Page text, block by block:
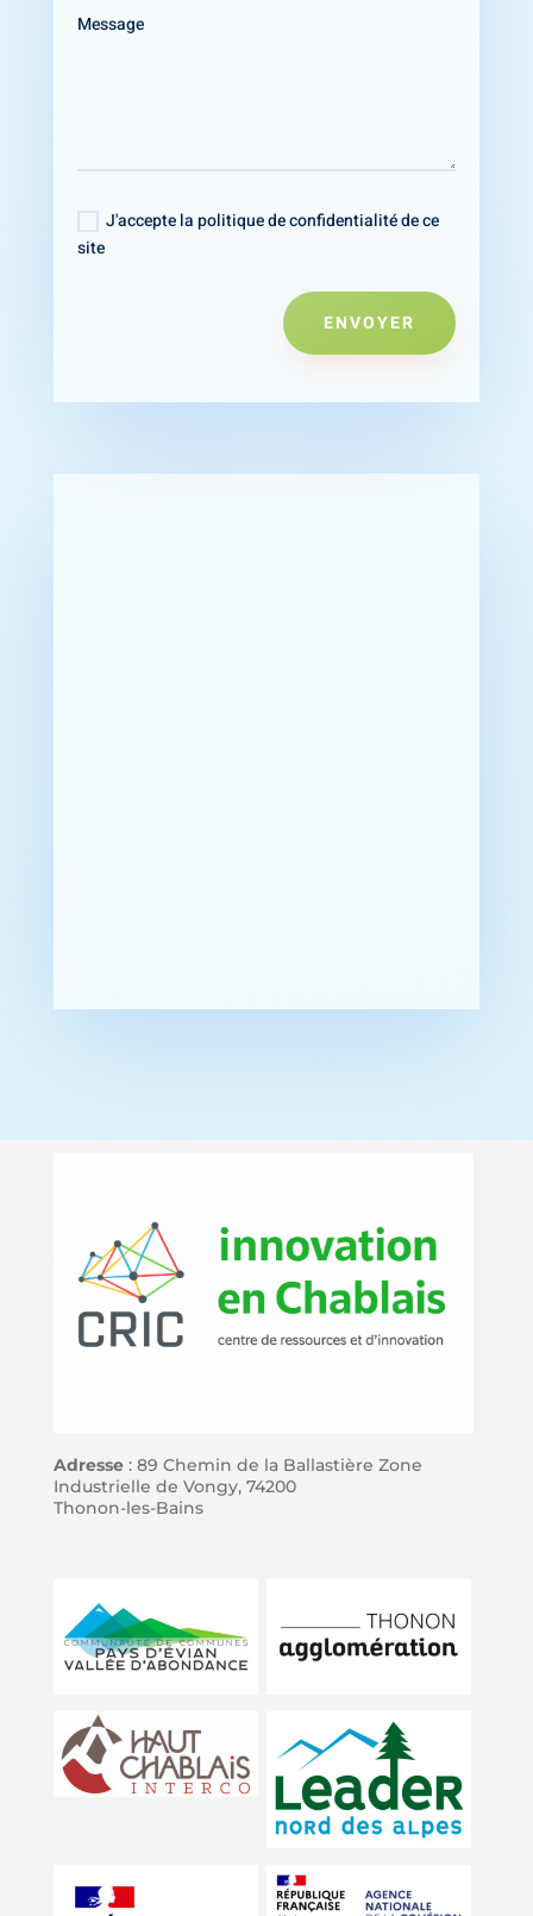
J'accepte la politique de confidentialité de ce
site
ENVOYER
Adresse: 89 Chemin de la Ballastière Zone
Industrielle de Vongy, 74200
Thonon-les-Bains